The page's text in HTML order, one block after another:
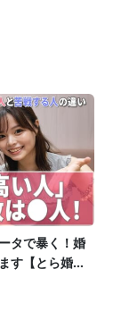
タで暴く！婚
す【とら婚コ